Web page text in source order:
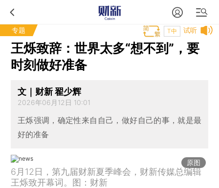
专题 试听
T中
王烁致辞：世界太多“想不到”，要
时刻做好准备
文｜财新 翟少辉
2026年06月12日 10:01
王烁强调，确定性来自自己，做好自己的事，就是最
好的准备
原图
6月12日，第九届财新夏季峰会，财新传媒总编辑
王烁致开幕词。图：财新